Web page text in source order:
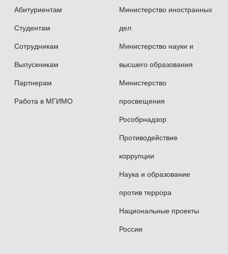
Абитуриентам
Студентам
Сотрудникам
Выпускникам
Партнерам
Работа в МГИМО
Министерство иностранных
дел
Министерство науки и
высшего образования
Министерство
просвещения
Рособрнадзор
Противодействие
коррупции
Наука и образование
против террора
Национальные проекты
России